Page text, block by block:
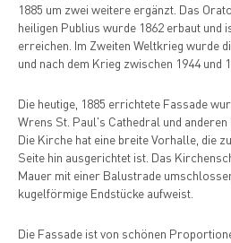
1885 um zwei weitere ergänzt. Das
heiligen Publius wurde 1862 erbaut und
erreichen. Im Zweiten Weltkrieg wurde
und nach dem Krieg zwischen 1944 und
Die heutige, 1885 errichtete Fassade
Wrens St. Paul's Cathedral und
Die Kirche hat eine breite Vorhalle, die
Seite hin ausgerichtet ist. Das
Mauer mit einer Balustrade
kugelförmige Endstücke aufweist.
Die Fassade ist von schönen